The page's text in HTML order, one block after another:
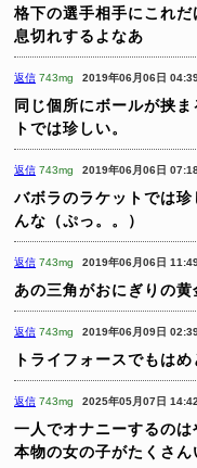
格下の選手相手にこれ
息切れするよなあ
返信 743mg 2019年06月06日
同じ個所にボールが挟
トでは珍しい。
返信 743mg 2019年06月06日
バボラのラケットでは
んな（ぷっ。。）
返信 743mg 2019年06月06日
あの三角がおにぎりの黄
返信 743mg 2019年06月09日
トライフォースでもはめ
返信 743mg 2025年05月07日
一人でオナニーするのは
本物の女の子がたくさ